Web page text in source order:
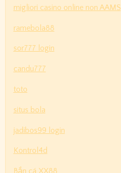
migliori casino online non AAMS
ramebola88
sor777 login
candu777
toto
situs bola
jadibos99 login
Kontrol4d
Bắn cá XX88